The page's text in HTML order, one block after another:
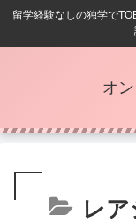
留学経験なしの独学で
オ
レ